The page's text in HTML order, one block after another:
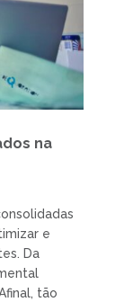
na
e
Da
tão